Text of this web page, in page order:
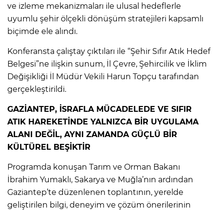
ve izleme mekanizmaları ile ulusal hedeflerle
uyumlu şehir ölçekli dönüşüm stratejileri kapsamlı
biçimde ele alındı.
Konferansta çalıştay çıktıları ile “Şehir Sıfır Atık Hedef
Belgesi”ne ilişkin sunum, İl Çevre, Şehircilik ve İklim
Değişikliği İl Müdür Vekili Harun Topçu tarafından
gerçekleştirildi.
GAZİANTEP, İSRAFLA MÜCADELEDE VE SIFIR
ATIK HAREKETİNDE YALNIZCA BİR UYGULAMA
ALANI DEĞİL, AYNI ZAMANDA GÜÇLÜ BİR
KÜLTÜREL BEŞİKTİR
Programda konuşan Tarım ve Orman Bakanı
İbrahim Yumaklı, Sakarya ve Muğla’nın ardından
Gaziantep’te düzenlenen toplantının, yerelde
geliştirilen bilgi, deneyim ve çözüm önerilerinin